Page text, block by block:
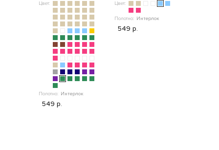
Цвет:
Полотно: Интерлок
549 р.
Цвет:
Полотно: Интерлок
549 р.